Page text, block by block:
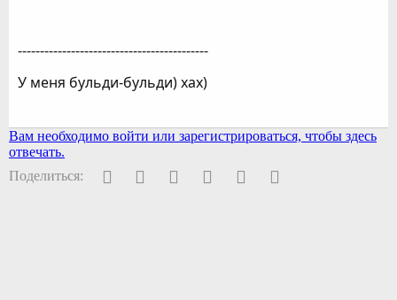
-------------------------------------------
У меня бульди-бульди) хах)
Вам необходимо войти или зарегистрироваться, чтобы здесь
отвечать.
Поделиться:
FacebookTwitter PinterestWhatsAppЭлектронная почта